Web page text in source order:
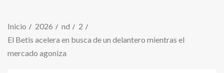
Inicio 2026 nd
2
El Betis acelera en busca de un delantero mientras el
mercado agoniza